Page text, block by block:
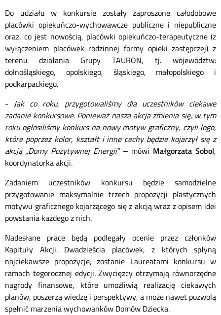
Do udziału w konkursie zostały zaproszone całodobowe
placówki opiekuńczo-wychowawcze publiczne i niepubliczne
oraz, co jest nowością, placówki opiekuńczo-terapeutyczne (z
wyłączeniem placówek rodzinnej formy opieki zastępczej) z
terenu działania Grupy TAURON, tj. województw:
dolnośląskiego, opolskiego, śląskiego, małopolskiego i
podkarpackiego.
- Jak co roku, przygotowaliśmy dla uczestników ciekawe
zadanie konkursowe. Ponieważ nasza akcja zmienia się, w tym
roku ogłosiliśmy konkurs na nowy motyw graficzny, czyli logo,
które poprzez kolor, kształt i inne cechy będzie kojarzył się z
akcją „Domy Pozytywnej Energii”– mówi Małgorzata Sobol,
koordynatorka akcji.
Zadaniem uczestników konkursu będzie samodzielne
przygotowanie maksymalnie trzech propozycji plastycznych
motywu graficznego kojarzącego się z akcją wraz z opisem idei
powstania każdego z nich.
Nadesłane prace będą podlegały ocenie przez członków
Kapituły Akcji. Dwadzieścia placówek, z których spłyną
najciekawsze propozycje, zostanie Laureatami konkursu w
ramach tegorocznej edycji. Zwycięzcy otrzymają równorzędne
nagrody finansowe, które umożliwią realizację ciekawych
planów, poszerzą wiedzę i perspektywy, a może nawet pozwolą
spełnić marzenia wychowanków Domów Dziecka.